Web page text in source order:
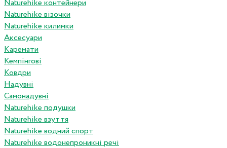
Naturehike контейнери
Naturehike візочки
Naturehike килимки
Аксесуари
Каремати
Кемпінгові
Ковдри
Надувні
Самонадувні
Naturehike подушки
Naturehike взуття
Naturehike водний спорт
Naturehike водонепроникні речі